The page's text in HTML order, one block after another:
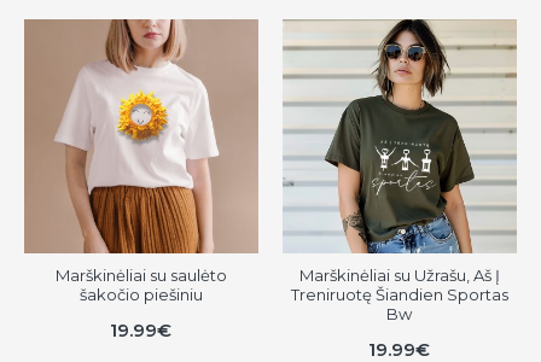
Marškinėliai su saulėto
šakočio piešiniu
19.99€
Marškinėliai su Užrašu, Aš Į
Treniruotę Šiandien Sportas
Bw
19.99€